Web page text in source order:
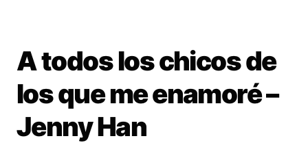
A todos los chicos de
los que me enamoré –
Jenny Han